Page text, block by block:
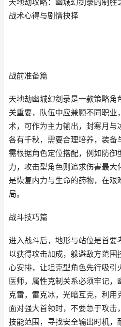
天地劫攻略：幽城幻剑录的制胜
战术心得与剧情抉择
战前准备篇
天地劫幽城幻剑录是一款策略角
关重要，队伍中应兼顾不同职业
术，可作为主力输出，封寒月与
各有千秋，需要合理培养，装备
需根据角色定位搭配，例如防御
力，攻击型角色则追求伤害最大
是恢复内力与生命的药物，在艰
局。
战斗技巧篇
进入战斗后，地形与站位是首要
以获得攻击加成，躲避敌方范围
心安排，让坦克型角色先行吸引
医师，属性克制关系必须牢记，
克雷，雷克冰，光暗互克，利用
面对强大首领时，不要急于攻击
技能范围，寻找安全输出时机，